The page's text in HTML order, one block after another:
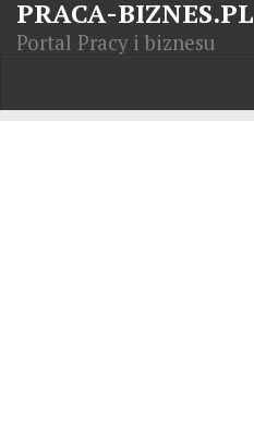
PRACA-BIZNES.PL
Portal Pracy i biznesu